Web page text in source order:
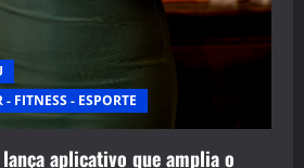
- FITNESS - ESPORTE
aplicativo que amplia o